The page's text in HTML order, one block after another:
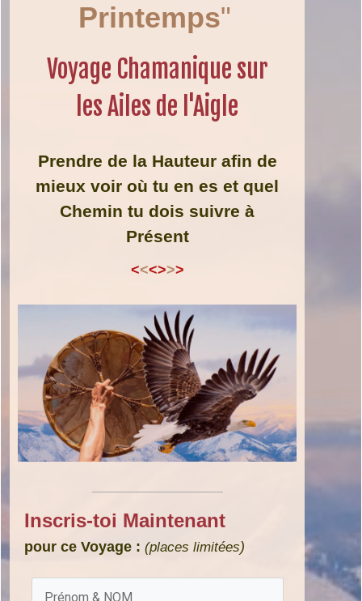
Printemps"
Voyage Chamanique sur
les Ailes de l'Aigle
Prendre de la Hauteur afin de
mieux voir où tu en es et quel
Chemin tu dois suivre à
Présent
<<<>>>
Inscris-toi Maintenant
pour ce Voyage : (places limitées)